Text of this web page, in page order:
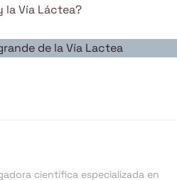
la Vía Láctea?
de la Vía Lactea
científica especializada en